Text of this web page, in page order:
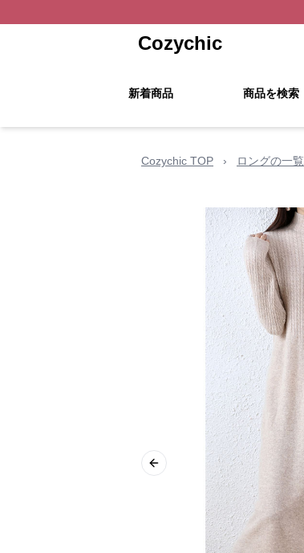
Cozychic
新着商品 商品を検索
Cozychic TOP › ロングの一覧
Previous slide